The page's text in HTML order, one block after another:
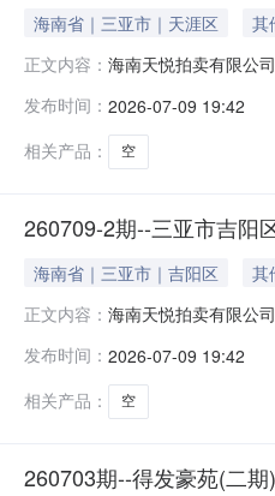
海南省｜三亚市｜天涯区 其
正文内容： 海南天悦拍卖有限公
人须登记注册阿里账
发布时间： 2026-07-09 19:42
相关产品：
空
260709-2期--三亚市吉阳
海南省｜三亚市｜吉阳区 其
正文内容： 海南天悦拍卖有限公
须登记注册阿里账号
发布时间： 2026-07-09 19:42
相关产品：
空
260703期--得发豪苑(二